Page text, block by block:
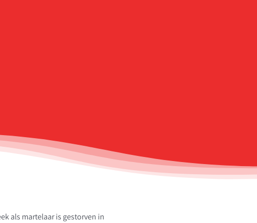
als martelaar is gestorven in